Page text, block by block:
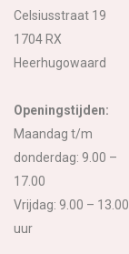
Celsiusstraat 19
1704 RX
Heerhugowaard
Openingstijden:
Maandag t/m
donderdag: 9.00 –
17.00
Vrijdag: 9.00 – 13.00
uur